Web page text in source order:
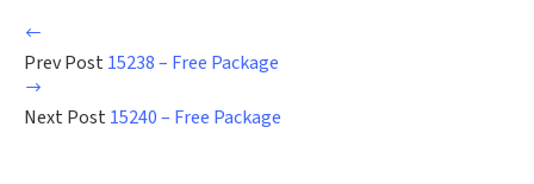
Prev Post 15238 – Free Package
Next Post 15240 – Free Package